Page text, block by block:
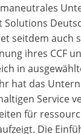
Solutions
seitdem auch
ihres CCF
in
hat das
Service
für
Die